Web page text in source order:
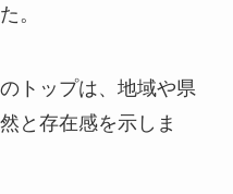
。
トップは、地域や県
と存在感を示しま